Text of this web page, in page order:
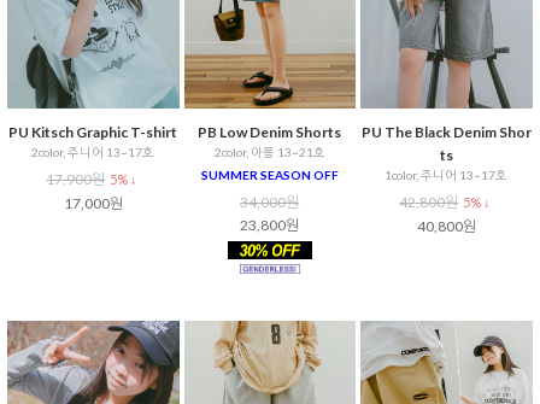
PU Kitsch Graphic T-shirt
2color, 주니어 13~17호
17,900원 5% ↓
17,000원
PB Low Denim Shorts
2color, 아동 13~21호
SUMMER SEASON OFF
34,000원
23,800원
PU The Black Denim Shor
ts
1color, 주니어 13~17호
42,800원 5% ↓
40,800원